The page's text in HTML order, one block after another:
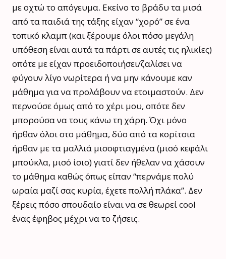
με οχτώ το απόγευμα. Εκείνο το βράδυ τα μισά
από τα παιδιά της τάξης είχαν “χορό” σε ένα
τοπικό κλαμπ (και ξέρουμε όλοι πόσο μεγάλη
υπόθεση είναι αυτά τα πάρτι σε αυτές τις ηλικίες)
οπότε με είχαν προειδοποιήσει/ζαλίσει να
φύγουν λίγο νωρίτερα ή να μην κάνουμε καν
μάθημα για να προλάβουν να ετοιμαστούν. Δεν
περνούσε όμως από το χέρι μου, οπότε δεν
μπορούσα να τους κάνω τη χάρη. Όχι μόνο
ήρθαν όλοι στο μάθημα, δύο από τα κορίτσια
ήρθαν με τα μαλλιά μισοφτιαγμένα (μισό κεφάλι
μπούκλα, μισό ίσιο) γιατί δεν ήθελαν να χάσουν
το μάθημα καθώς όπως είπαν “περνάμε πολύ
ωραία μαζί σας κυρία, έχετε πολλή πλάκα”. Δεν
ξέρεις πόσο σπουδαίο είναι να σε θεωρεί cool
ένας έφηβος μέχρι να το ζήσεις.